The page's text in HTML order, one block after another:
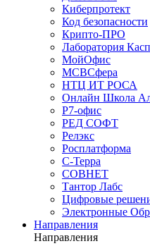
Киберпротект
Код безопасности
Крипто-ПРО
Лаборатория
МойОфис
МСВСфера
НТЦ ИТ РОСА
Онлайн Школа
Р7-офис
РЕД СОФТ
Релэкс
Росплатформа
С-Терра
СОВНЕТ
Тантор Лабс
Цифровые
Электронные
Направления
Направления